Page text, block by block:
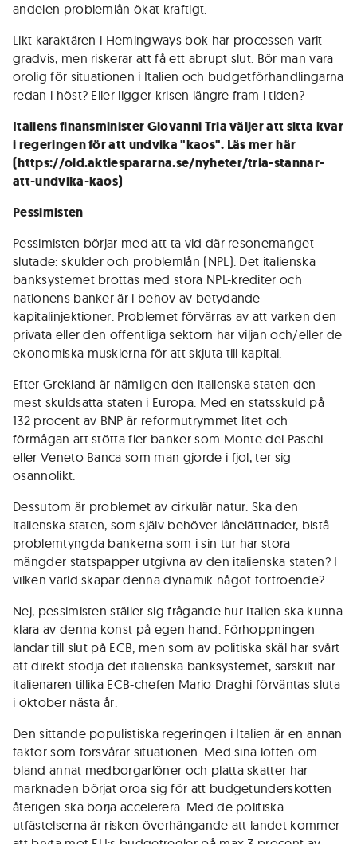
andelen problemlån ökat kraftigt.
Likt karaktären i Hemingways bok har processen varit
gradvis, men riskerar att få ett abrupt slut. Bör man vara
orolig för situationen i Italien och budgetförhandlingarna
redan i höst? Eller ligger krisen längre fram i tiden?
Italiens finansminister Giovanni Tria väljer att sitta kvar
i regeringen för att undvika "kaos". Läs mer här
(https://old.aktiespararna.se/nyheter/tria-stannar-
att-undvika-kaos)
Pessimisten
Pessimisten börjar med att ta vid där resonemanget
slutade: skulder och problemlån (NPL). Det italienska
banksystemet brottas med stora NPL-krediter och
nationens banker är i behov av betydande
kapitalinjektioner. Problemet förvärras av att varken den
privata eller den offentliga sektorn har viljan och/eller de
ekonomiska musklerna för att skjuta till kapital.
Efter Grekland är nämligen den italienska staten den
mest skuldsatta staten i Europa. Med en statsskuld på
132 procent av BNP är reformutrymmet litet och
förmågan att stötta fler banker som Monte dei Paschi
eller Veneto Banca som man gjorde i fjol, ter sig
osannolikt.
Dessutom är problemet av cirkulär natur. Ska den
italienska staten, som själv behöver lånelättnader, bistå
problemtyngda bankerna som i sin tur har stora
mängder statspapper utgivna av den italienska staten? I
vilken värld skapar denna dynamik något förtroende?
Nej, pessimisten ställer sig frågande hur Italien ska kunna
klara av denna konst på egen hand. Förhoppningen
landar till slut på ECB, men som av politiska skäl har svårt
att direkt stödja det italienska banksystemet, särskilt när
italienaren tillika ECB-chefen Mario Draghi förväntas sluta
i oktober nästa år.
Den sittande populistiska regeringen i Italien är en annan
faktor som försvårar situationen. Med sina löften om
bland annat medborgarlöner och platta skatter har
marknaden börjat oroa sig för att budgetunderskotten
återigen ska börja accelerera. Med de politiska
utfästelserna är risken överhängande att landet kommer